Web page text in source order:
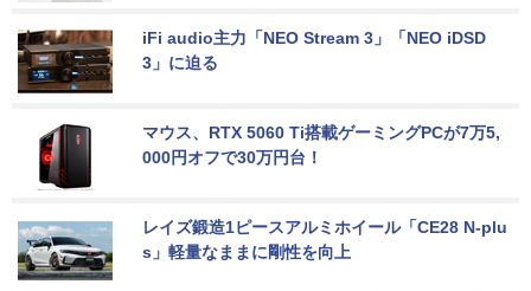
iFi audio主力「NEO Stream 3」「NEO iDSD
3」に迫る
マウス、RTX 5060 Ti搭載ゲーミングPCが7万5,
000円オフで30万円台！
レイズ鍛造1ピースアルミホイール「CE28 N-plu
s」軽量なままに剛性を向上